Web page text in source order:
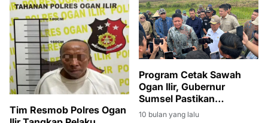
Tim Resmob Polres Ogan
Program Cetak Sawah
Ogan Ilir, Gubernur
Sumsel Pastikan
Dukungan untuk Petani
10 bulan yang lalu